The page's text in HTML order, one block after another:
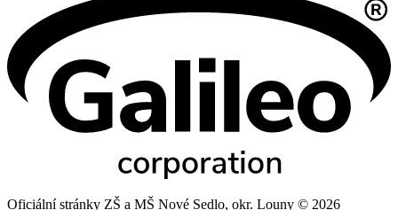
Oficiální stránky ZŠ a MŠ Nové Sedlo, okr. Louny © 2026